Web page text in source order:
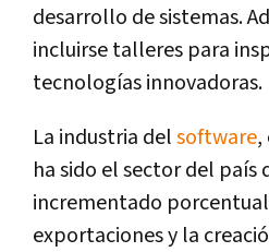
desarrollo de sistemas.
incluirse talleres para
tecnologías innovadoras.
La industria delsoftware,
ha sido el sector del país
incrementado
exportaciones y la